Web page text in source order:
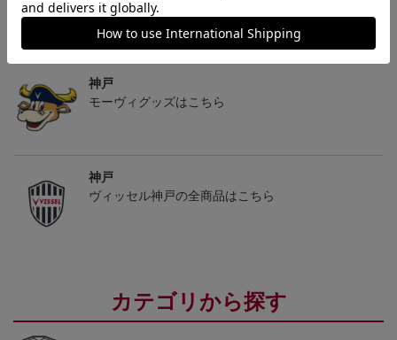
26/27シーズンユニフォームはこちら
神戸
モーヴィグッズはこちら
神戸
ヴィッセル神戸の全商品はこちら
カテゴリから探す